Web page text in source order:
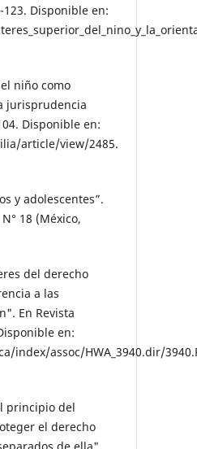
Disponible en:
niño como
jurisprudencia
Disponible en:
article/view/2485.
y adolescentes”.
18 (México,
del derecho
a las
En Revista
en:
assoc/HWA_3940.dir/
principio del
el derecho